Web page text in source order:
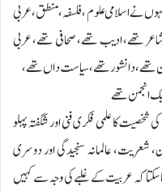
نے اسلامی علوم ، فلسفہ ، منطق، عربی
تھے، ادیب تھے، صحافی تھے، عربی
تھے، دانشور تھے، سیاست داں تھے،
انجمن تھے
شخصیت کا علمی فکری فنی اور شگفتہ پہلو
شعریت، عالمانہ سنجیدگی اور دوسری
کہ عربیت کے غلبے کی وجہ سے کہیں